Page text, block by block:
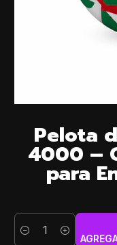
Pelota
4000 –
para
Cantidad